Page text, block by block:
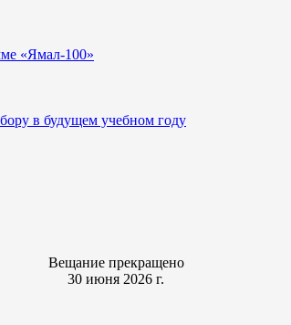
«Ямал-100»
в будущем учебном году
Вещание прекращено
30 июня 2026 г.